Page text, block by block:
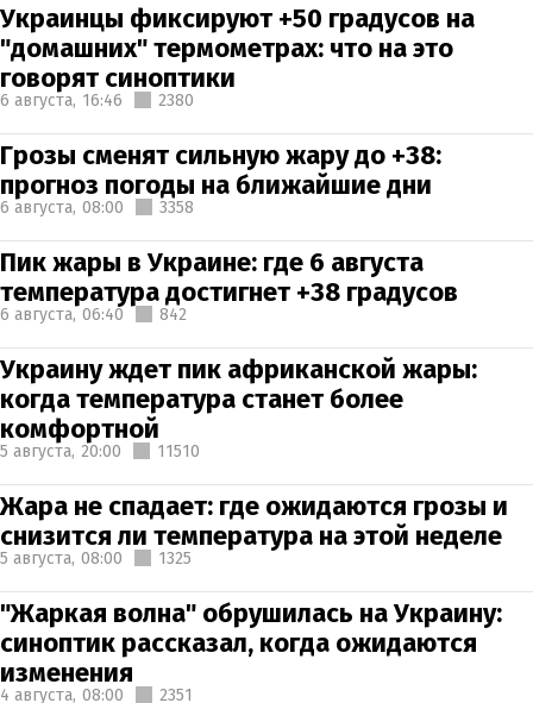
Украинцы фиксируют +50 градусов на
"домашних" термометрах: что на это
говорят синоптики
6 августа, 16:46 2380
Грозы сменят сильную жару до +38:
прогноз погоды на ближайшие дни
6 августа, 08:00 3358
Пик жары в Украине: где 6 августа
температура достигнет +38 градусов
6 августа, 06:40 842
Украину ждет пик африканской жары:
когда температура станет более
комфортной
5 августа, 20:00 11510
Жара не спадает: где ожидаются грозы и
снизится ли температура на этой неделе
5 августа, 08:00 1325
"Жаркая волна" обрушилась на Украину:
синоптик рассказал, когда ожидаются
изменения
4 августа, 08:00 2351